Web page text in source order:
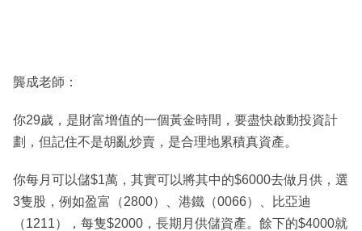
龔成老師：
你29歲，是財富增值的一個黃金時間，要盡快啟動投資計
劃，但記住不是胡亂炒賣，是合理地累積真資產。
你每月可以儲$1萬，其實可以將其中的$6000去做月供，選
3隻股，例如盈富（2800）、港鐵（0066）、比亞迪
（1211），每隻$2000，長期月供儲資產。餘下的$4000就